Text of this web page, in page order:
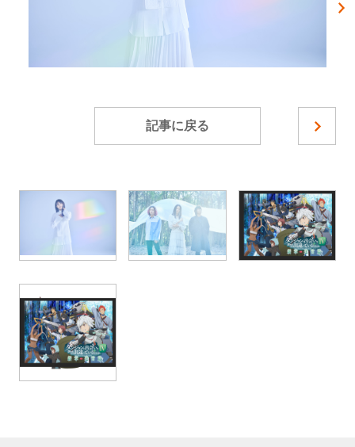
記事に戻る